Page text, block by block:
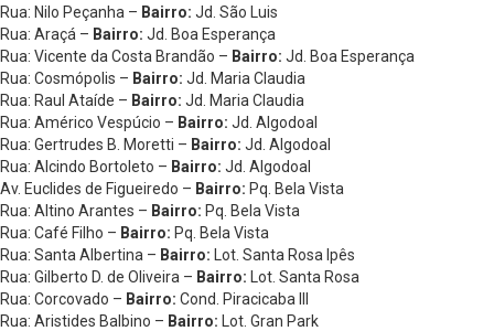
Rua: Nilo Peçanha – Bairro: Jd. São Luis
Rua: Araçá – Bairro: Jd. Boa Esperança
Rua: Vicente da Costa Brandão – Bairro: Jd. Boa Esperança
Rua: Cosmópolis – Bairro: Jd. Maria Claudia
Rua: Raul Ataíde – Bairro: Jd. Maria Claudia
Rua: Américo Vespúcio – Bairro: Jd. Algodoal
Rua: Gertrudes B. Moretti – Bairro: Jd. Algodoal
Rua: Alcindo Bortoleto – Bairro: Jd. Algodoal
Av. Euclides de Figueiredo – Bairro: Pq. Bela Vista
Rua: Altino Arantes – Bairro: Pq. Bela Vista
Rua: Café Filho – Bairro: Pq. Bela Vista
Rua: Santa Albertina – Bairro: Lot. Santa Rosa Ipês
Rua: Gilberto D. de Oliveira – Bairro: Lot. Santa Rosa
Rua: Corcovado – Bairro: Cond. Piracicaba III
Rua: Aristides Balbino – Bairro: Lot. Gran Park